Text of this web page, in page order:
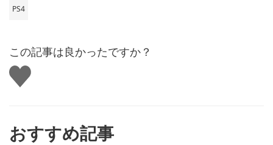
PS4
この記事は良かったですか？
い
い
おすすめ記事